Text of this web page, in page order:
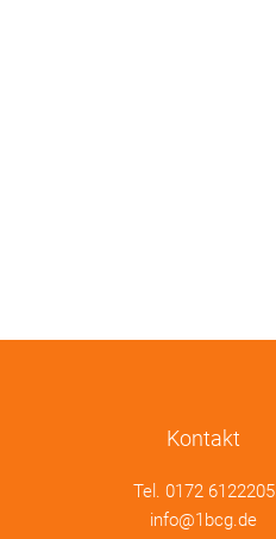
Kontakt
Tel. 0172 6122205
info@1bcg.de